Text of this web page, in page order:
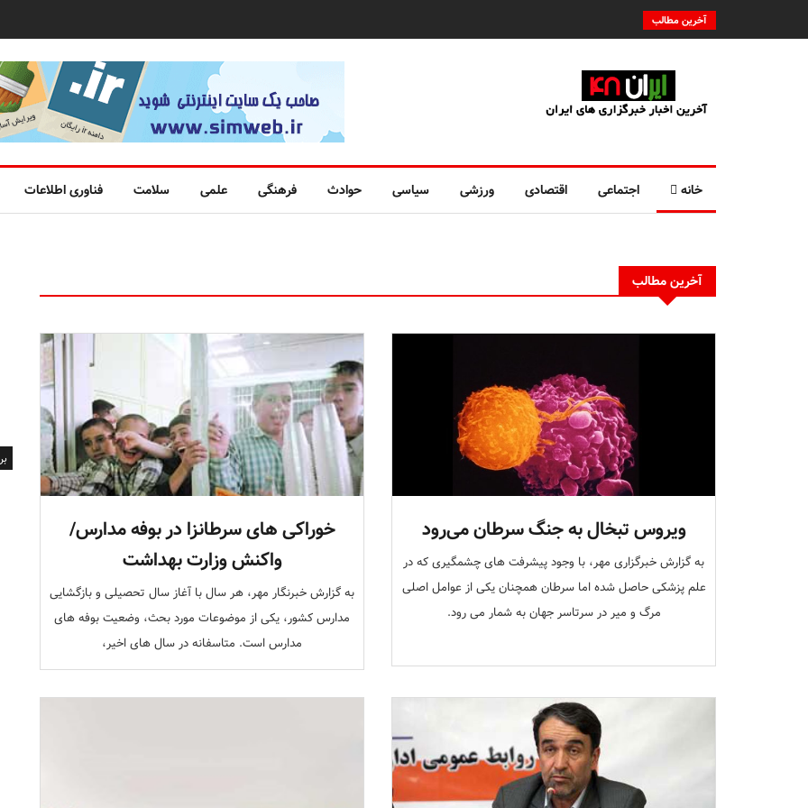
آخرین مطالب
خانه اجتماعی اقتصادی ورزشی سیاسی حوادث فرهنگی علمی سلامت فناوری اطلاعات
آخرین مطالب
ویروس تبخال به جنگ سرطان می‌رود
به گزارش خبرگزاری مهر، با وجود پیشرفت های چشمگیری که در
علم پزشکی حاصل شده اما سرطان همچنان یکی از عوامل اصلی
مرگ و میر در سرتاسر جهان به شمار می رود.
خوراکی های سرطانزا در بوفه مدارس/
واکنش وزارت بهداشت
به گزارش خبرنگار مهر، هر سال با آغاز سال تحصیلی و بازگشایی
مدارس کشور، یکی از موضوعات مورد بحث، وضعیت بوفه های
مدارس است. متاسفانه در سال های اخیر،